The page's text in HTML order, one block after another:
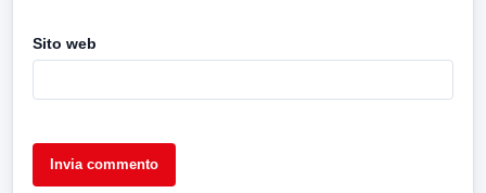
Sito web